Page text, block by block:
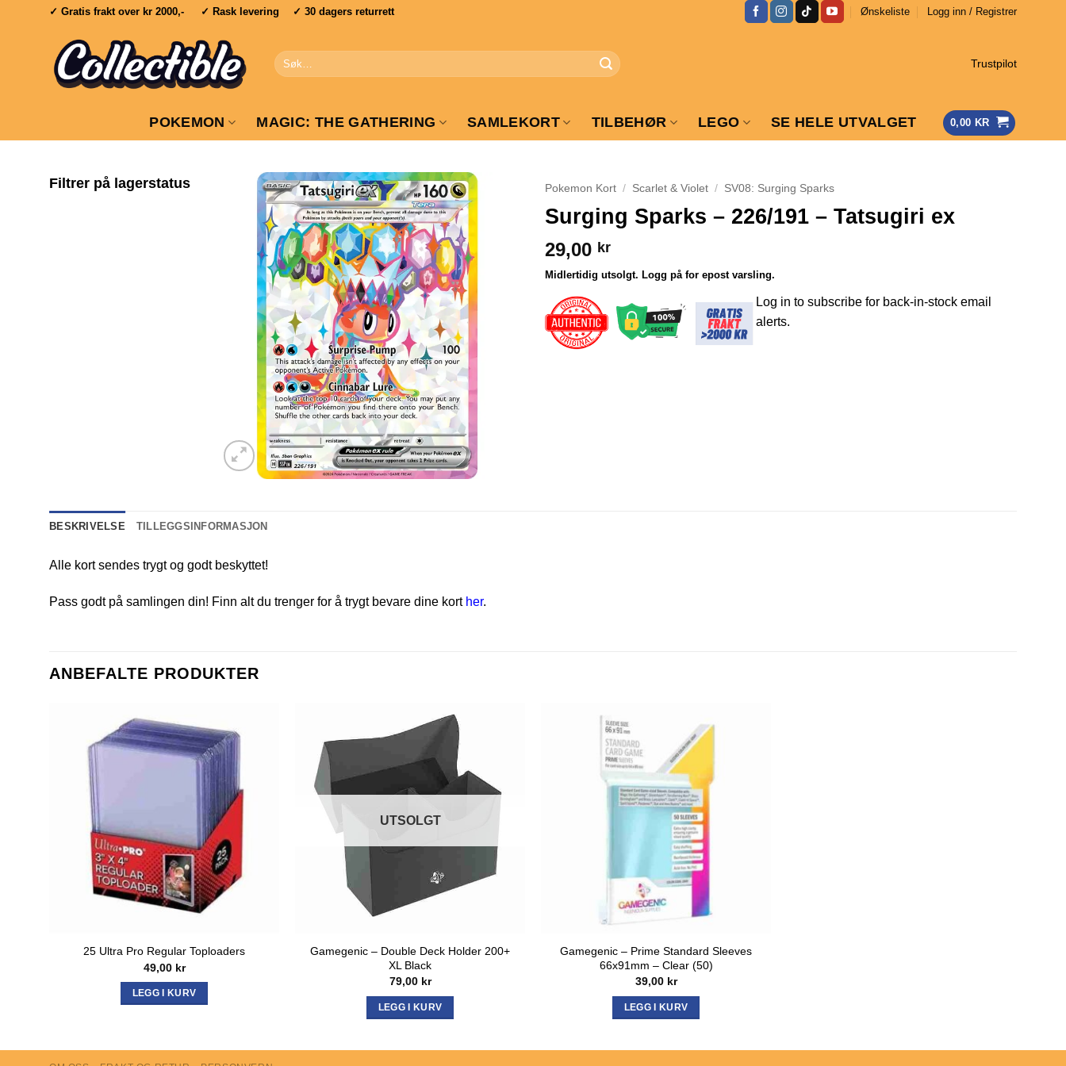
✓ Gratis frakt over kr 2000,- ✓ Rask levering ✓ 30 dagers returrett Ønskeliste Logg inn / Registrer
Søk
etter:
Trustpilot
POKEMON MAGIC: THE GATHERING SAMLEKORT TILBEHØR LEGO SE HELE UTVALGET 0,00 KR
Filtrer på lagerstatus Pokemon Kort / Scarlet & Violet / SV08: Surging Sparks
Surging Sparks – 226/191 – Tatsugiri ex
29,00 kr
Midlertidig utsolgt. Logg på for epost varsling.
Log in to subscribe for back-in-stock email
alerts.
BESKRIVELSE TILLEGGSINFORMASJON
Alle kort sendes trygt og godt beskyttet!
Pass godt på samlingen din! Finn alt du trenger for å trygt bevare dine kort her.
ANBEFALTE PRODUKTER
25 Ultra Pro Regular Toploaders
49,00 kr
LEGG I KURV
UTSOLGT
Gamegenic – Double Deck Holder 200+
XL Black
79,00 kr
LEGG I KURV
Gamegenic – Prime Standard Sleeves
66x91mm – Clear (50)
39,00 kr
LEGG I KURV